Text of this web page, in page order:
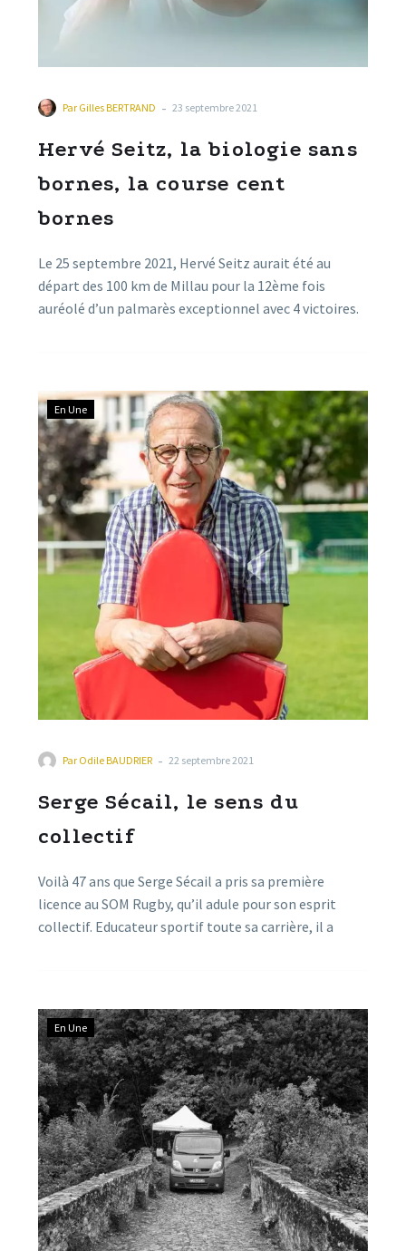
Par Gilles BERTRAND - 23 septembre 2021
Hervé Seitz, la biologie sans
bornes, la course cent
bornes
Le 25 septembre 2021, Hervé Seitz aurait été au
départ des 100 km de Millau pour la 12ème fois
auréolé d’un palmarès exceptionnel avec 4 victoires.
constatées dans les études menées par le professeur
Raoult. Dans cet entretien, ce chercheur émérite
s’explique sur cette démarche de vérité et sur son
amour pour les 100 km de Millau.
En Une
Par Odile BAUDRIER - 22 septembre 2021
Serge Sécail, le sens du
collectif
Voilà 47 ans que Serge Sécail a pris sa première
licence au SOM Rugby, qu’il adule pour son esprit
collectif. Educateur sportif toute sa carrière, il a
des Associations, et la sortie de son livre, « Millau
l’inspirante ».
En Une